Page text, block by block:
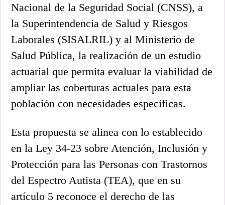
Nacional de la Seguridad Social (CNSS), a
la Superintendencia de Salud y Riesgos
Laborales (SISALRIL) y al Ministerio de
Salud Pública, la realización de un estudio
actuarial que permita evaluar la viabilidad de
ampliar las coberturas actuales para esta
población con necesidades específicas.
Esta propuesta se alinea con lo establecido
en la Ley 34-23 sobre Atención, Inclusión y
Protección para las Personas con Trastornos
del Espectro Autista (TEA), que en su
artículo 5 reconoce el derecho de las